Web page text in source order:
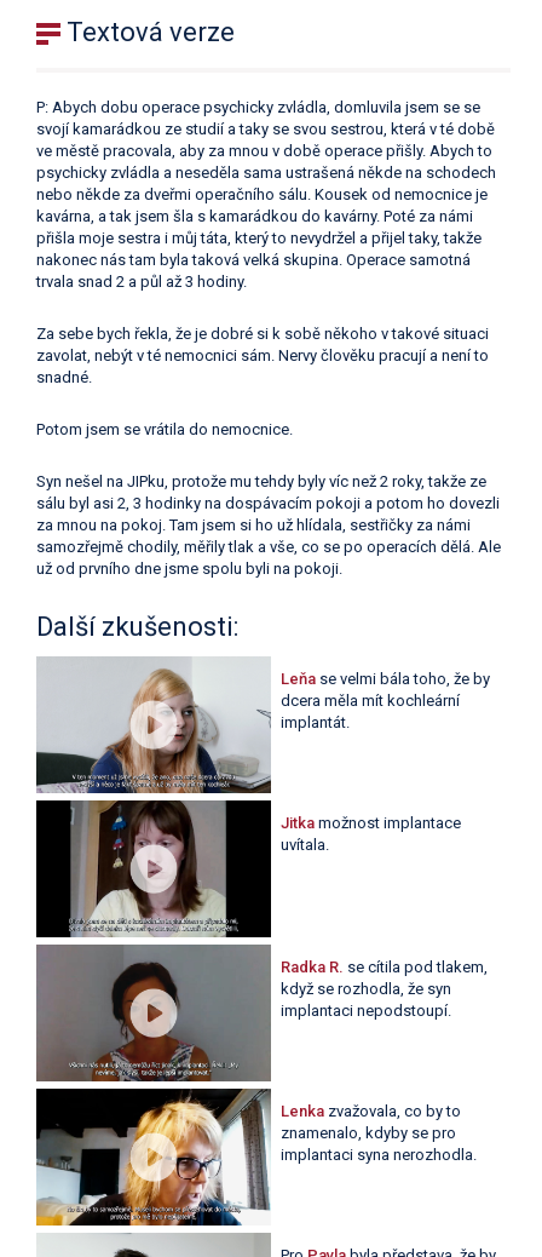
Textová verze
P: Abych dobu operace psychicky zvládla, domluvila jsem se se
svojí kamarádkou ze studií a taky se svou sestrou, která v té době
ve městě pracovala, aby za mnou v době operace přišly. Abych to
psychicky zvládla a neseděla sama ustrašená někde na schodech
nebo někde za dveřmi operačního sálu. Kousek od nemocnice je
kavárna, a tak jsem šla s kamarádkou do kavárny. Poté za námi
přišla moje sestra i můj táta, který to nevydržel a přijel taky, takže
nakonec nás tam byla taková velká skupina. Operace samotná
trvala snad 2 a půl až 3 hodiny.
Za sebe bych řekla, že je dobré si k sobě někoho v takové situaci
zavolat, nebýt v té nemocnici sám. Nervy člověku pracují a není to
snadné.
Potom jsem se vrátila do nemocnice.
Syn nešel na JIPku, protože mu tehdy byly víc než 2 roky, takže ze
sálu byl asi 2, 3 hodinky na dospávacím pokoji a potom ho dovezli
za mnou na pokoj. Tam jsem si ho už hlídala, sestřičky za námi
samozřejmě chodily, měřily tlak a vše, co se po operacích dělá. Ale
už od prvního dne jsme spolu byli na pokoji.
Další zkušenosti:
Leňase velmi bála toho, že by
dcera měla mít kochleární
implantát.
Jitkamožnost implantace
uvítala.
Radka R. se cítila pod tlakem,
když se rozhodla, že syn
implantaci nepodstoupí.
Lenkazvažovala, co by to
znamenalo, kdyby se pro
implantaci syna nerozhodla.